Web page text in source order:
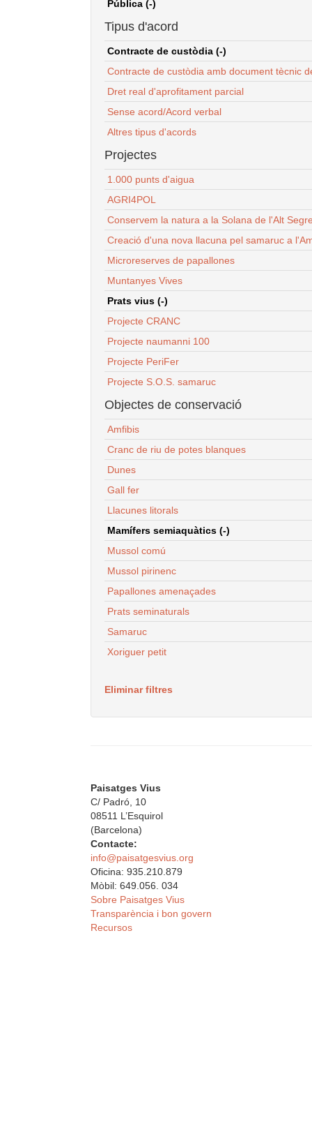
Pública (-)
Tipus d'acord
Contracte de custòdia (-)
Contracte de custòdia amb document tècnic
Dret real d'aprofitament parcial
Sense acord/Acord verbal
Altres tipus d'acords
Projectes
1.000 punts d'aigua
AGRI4POL
Conservem la natura a la Solana de l'Alt
Creació d'una nova llacuna pel samaruc a
Microreserves de papallones
Muntanyes Vives
Prats vius (-)
Projecte CRANC
Projecte naumanni 100
Projecte PeriFer
Projecte S.O.S. samaruc
Objectes de conservació
Amfibis
Cranc de riu de potes blanques
Dunes
Gall fer
Llacunes litorals
Mamífers semiaquàtics (-)
Mussol comú
Mussol pirinenc
Papallones amenaçades
Prats seminaturals
Samaruc
Xoriguer petit
Eliminar filtres
Paisatges Vius
C/ Padró, 10
08511 L’Esquirol
(Barcelona)
Contacte:
info@paisatgesvius.org
Oficina: 935.210.879
Mòbil: 649.056. 034
Sobre Paisatges Vius
Transparència i bon govern
Recursos